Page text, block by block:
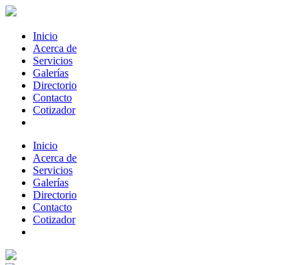
Inicio
Acerca de
Servicios
Galerías
Directorio
Contacto
Cotizador
Inicio
Acerca de
Servicios
Galerías
Directorio
Contacto
Cotizador